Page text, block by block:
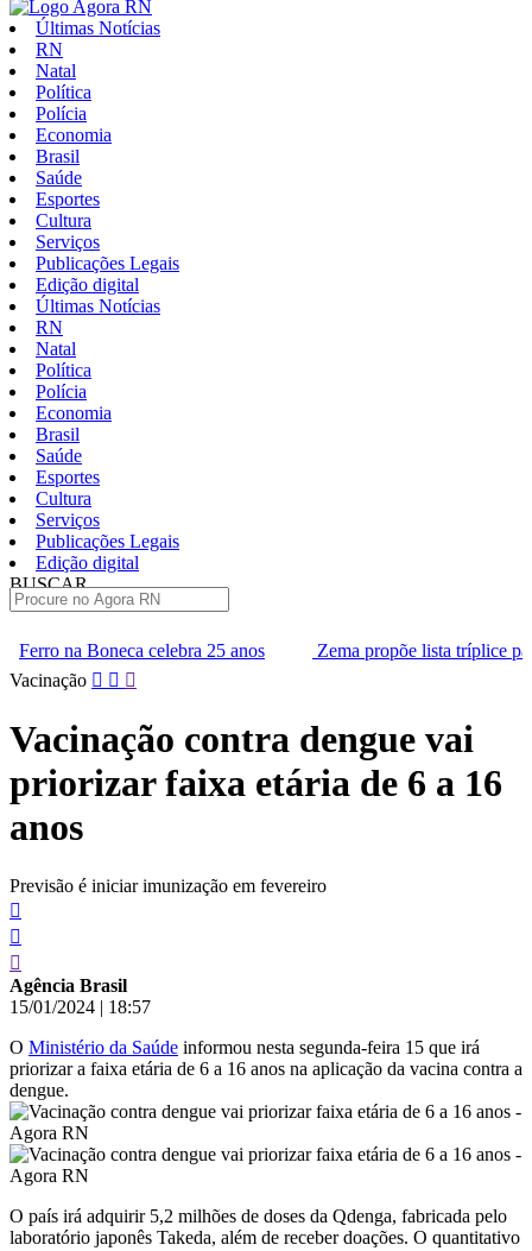
Últimas Notícias
RN
Natal
Política
Polícia
Economia
Brasil
Saúde
Esportes
Cultura
Serviços
Publicações Legais
Edição digital
Últimas Notícias
RN
Natal
Política
Polícia
Economia
Brasil
Saúde
Esportes
Cultura
Serviços
Publicações Legais
Edição digital
BUSCAR
25 anos
Zema propõe lista tríplice para escolha dos
Pular
conteúdo
Vacinação
Vacinação contra dengue vai
priorizar faixa etária de 6 a 16
anos
Previsão é iniciar imunização em fevereiro
Agência Brasil
15/01/2024 | 18:57
O Ministério da Saúde informou nesta segunda-feira 15 que irá
priorizar a faixa etária de 6 a 16 anos na aplicação da vacina contra a
dengue.
O país irá adquirir 5,2 milhões de doses da Qdenga, fabricada pelo
laboratório japonês Takeda, além de receber doações. O quantitativo